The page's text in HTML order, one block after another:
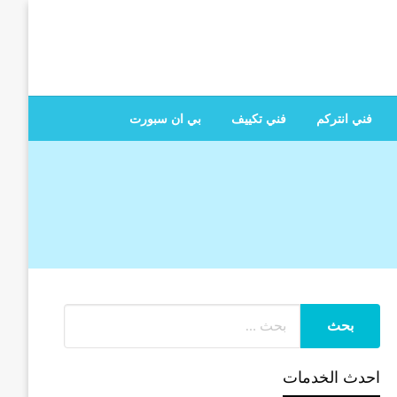
جميع الخدمات المنزلية في الكويت
فني انتركم فني تكييف بي ان سبورت
احدث الخدمات